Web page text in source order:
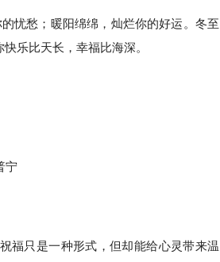
忧愁；暖阳绵绵，灿烂你的好运。冬至
乐比天长，幸福比海深。
宁
福只是一种形式，但却能给心灵带来温